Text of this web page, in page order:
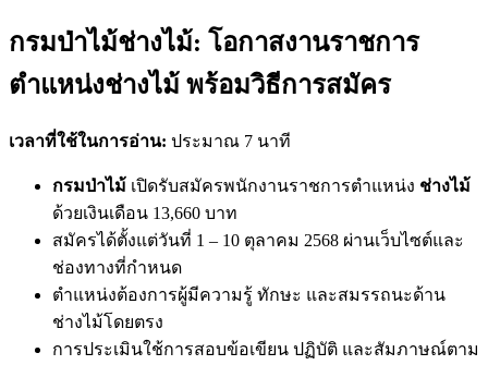
กรมป่าไม้ช่างไม้: โอกาสงานราชการ
ตำแหน่งช่างไม้ พร้อมวิธีการสมัคร
เวลาที่ใช้ในการอ่าน: ประมาณ 7 นาที
กรมป่าไม้ เปิดรับสมัครพนักงานราชการตำแหน่ง ช่างไม้
ด้วยเงินเดือน 13,660 บาท
สมัครได้ตั้งแต่วันที่ 1 – 10 ตุลาคม 2568 ผ่านเว็บไซต์และ
ช่องทางที่กำหนด
ตำแหน่งต้องการผู้มีความรู้ ทักษะ และสมรรถนะด้าน
ช่างไม้โดยตรง
การประเมินใช้การสอบข้อเขียน ปฏิบัติ และสัมภาษณ์ตาม